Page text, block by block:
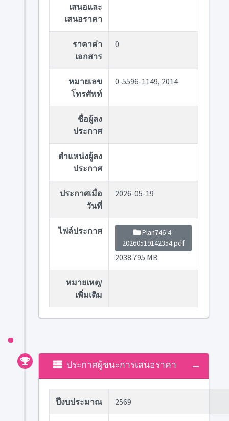
เสนอและ
เสนอราคา
ราคาค่า
เอกสาร
0
หมายเลข
โทรศัพท์
0-5596-1149, 2014
ชื่อผู้ลง
ประกาศ
ตำแหน่งผู้ลง
ประกาศ
ประกาศเมื่อ
วันที่
2026-05-19
ไฟล์ประกาศ
Plan746-4-
20260519142354.pdf
2038.795 MB
หมายเหตุ/
เพิ่มเติม
ประกาศผู้ชนะการเสนอราคา
ปีงบประมาณ 2569